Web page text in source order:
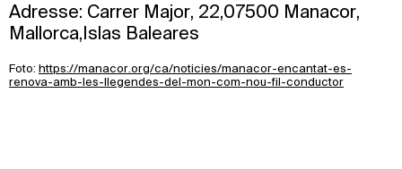
Adresse: Carrer Major, 22,07500 Manacor,
Mallorca,Islas Baleares
Foto: https://manacor.org/ca/noticies/manacor-encantat-es-
renova-amb-les-llegendes-del-mon-com-nou-fil-conductor